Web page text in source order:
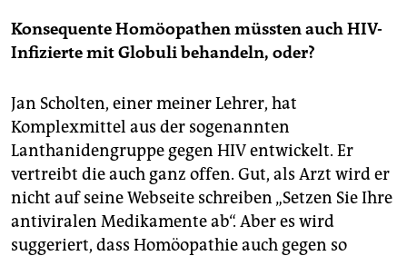
Konsequente Homöopathen müssten auch HIV-
Infizierte mit Globuli behandeln, oder?
Jan Scholten, einer meiner Lehrer, hat
Komplexmittel aus der sogenannten
Lanthanidengruppe gegen HIV entwickelt. Er
vertreibt die auch ganz offen. Gut, als Arzt wird er
nicht auf seine Webseite schreiben „Setzen Sie Ihre
antiviralen Medikamente ab“. Aber es wird
suggeriert, dass Homöopathie auch gegen so